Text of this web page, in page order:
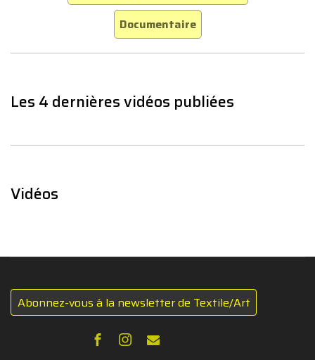
Documentaire
Les 4 dernières vidéos publiées
Vidéos
Abonnez-vous à la newsletter de Textile/Art